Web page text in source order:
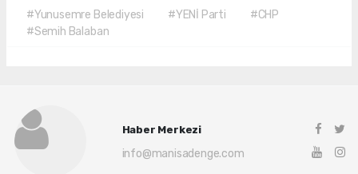
#Yunusemre Belediyesi #YENİ Parti
#CHP
#Semih Balaban
Haber Merkezi
info@manisadenge.com